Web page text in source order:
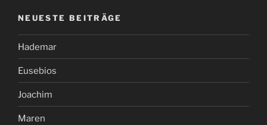
NEUESTE BEITRÄGE
Hademar
Eusebios
Joachim
Maren